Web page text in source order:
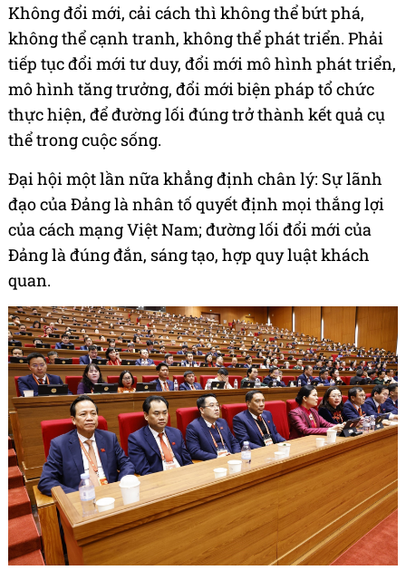
Không đổi mới, cải cách thì không thể bứt phá,
không thể cạnh tranh, không thể phát triển. Phải
tiếp tục đổi mới tư duy, đổi mới mô hình phát triển,
mô hình tăng trưởng, đổi mới biện pháp tổ chức
thực hiện, để đường lối đúng trở thành kết quả cụ
thể trong cuộc sống.
Đại hội một lần nữa khẳng định chân lý: Sự lãnh
đạo của Đảng là nhân tố quyết định mọi thắng lợi
của cách mạng Việt Nam; đường lối đổi mới của
Đảng là đúng đắn, sáng tạo, hợp quy luật khách
quan.